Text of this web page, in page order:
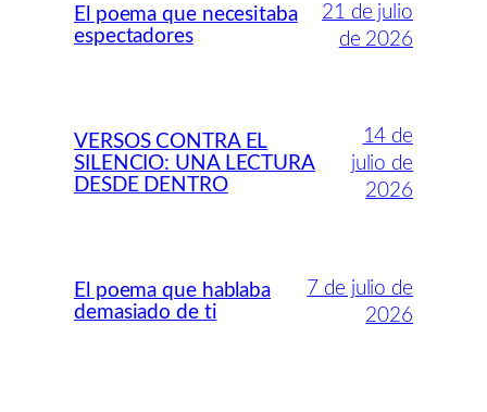
El poema que necesitaba
espectadores
21 de julio
de 2026
VERSOS CONTRA EL
SILENCIO: UNA LECTURA
DESDE DENTRO
14 de
julio de
2026
El poema que hablaba
demasiado de ti
7 de julio de
2026